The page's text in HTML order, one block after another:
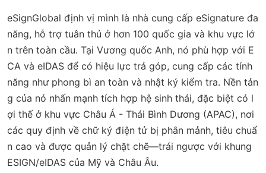
eSignGlobal định vị mình là nhà cung cấp eSignature đa
năng, hỗ trợ tuân thủ ở hơn 100 quốc gia và khu vực lớ
n trên toàn cầu. Tại Vương quốc Anh, nó phù hợp với E
CA và eIDAS để có hiệu lực trả góp, cung cấp các tính
năng như phong bì an toàn và nhật ký kiểm tra. Nền tản
g của nó nhấn mạnh tích hợp hệ sinh thái, đặc biệt có l
ợi thế ở khu vực Châu Á - Thái Bình Dương (APAC), nơi
các quy định về chữ ký điện tử bị phân mảnh, tiêu chuẩ
n cao và được quản lý chặt chẽ—trái ngược với khung
ESIGN/eIDAS của Mỹ và Châu Âu.